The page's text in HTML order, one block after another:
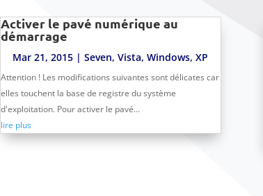
Activer le pavé numérique au
démarrage
Mar 21, 2015 |Seven,Vista,Windows,XP
Attention ! Les modifications suivantes sont délicates car
elles touchent la base de registre du système
d'exploitation. Pour activer le pavé...
lire plus